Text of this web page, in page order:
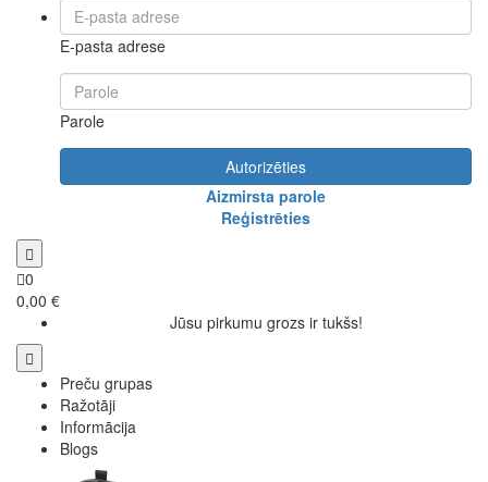
E-pasta adrese
Parole
Autorizēties
Aizmirsta parole
Reģistrēties
0
0,00 €
Jūsu pirkumu grozs ir tukšs!
Preču grupas
Ražotāji
Informācija
Blogs